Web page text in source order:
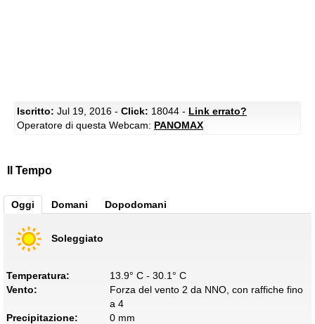
Iscritto: Jul 19, 2016 - Click: 18044 - Link errato?
Operatore di questa Webcam: PANOMAX
Il Tempo
Oggi Domani Dopodomani
Soleggiato
Temperatura:
13.9° C - 30.1° C
Vento:
Forza del vento 2 da NNO, con raffiche fino
a 4
Precipitazione:
0 mm